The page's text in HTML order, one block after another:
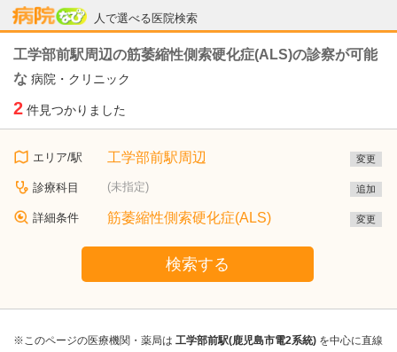
人で選べる医院検索
病院なび
工学部前駅周辺の筋萎縮性側索硬化症(ALS)の診察が可能
な 病院・クリニック
2 件見つかりました
エリア/駅 工学部前駅周辺 変更
診療科目 (未指定) 追加
詳細条件 筋萎縮性側索硬化症(ALS) 変更
検索する
※このページの医療機関・薬局は 工学部前駅(鹿児島市電2系統) を中心に直線